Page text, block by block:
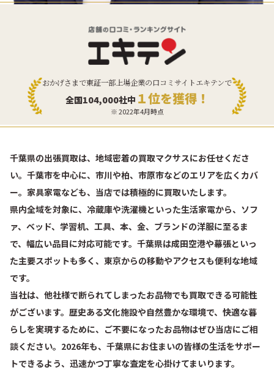
おかげさまで東証一部上場企業の口コミサイトエキテンで
全国104,000社中 １位を獲得！
※ 2022年4月時点
千葉県の出張買取は、地域密着の買取マクサスにお任せくださ
い。千葉市を中心に、市川や柏、市原市などのエリアを広くカバ
ー。家具家電なども、当店では積極的に買取いたします。
県内全域を対象に、冷蔵庫や洗濯機といった生活家電から、ソフ
ァ、ベッド、学習机、工具、本、金、ブランドの洋服に至るま
で、幅広い品目に対応可能です。千葉県は成田空港や幕張といっ
た主要スポットも多く、東京からの移動やアクセスも便利な地域
です。
当社は、他社様で断られてしまったお品物でも買取できる可能性
がございます。歴史ある文化施設や自然豊かな環境で、快適な暮
らしを実現するために、ご不要になったお品物はぜひ当店にご相
談ください。2026年も、千葉県にお住まいの皆様の生活をサポー
トできるよう、迅速かつ丁寧な査定を心掛けてまいります。